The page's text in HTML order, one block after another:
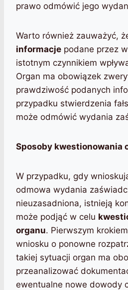
prawo odmówić jego
Warto również zauważyć,
informacje podane przez
istotnym czynnikiem
Organ ma obowiązek
prawdziwość podanych
przypadku stwierdzenia
może odmówić wydania
Sposoby kwestionowania
W przypadku, gdy
odmowa wydania
nieuzasadniona, istnieją
może podjąć w celu
organu. Pierwszym
wniosku o ponowne
takiej sytuacji organ ma
przeanalizować
ewentualne nowe dowody